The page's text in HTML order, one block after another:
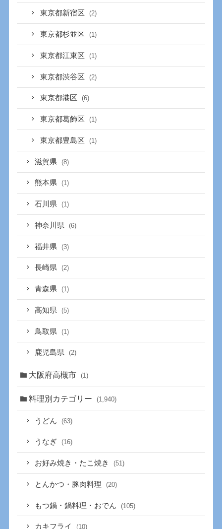
東京都新宿区 (2)
東京都杉並区 (1)
東京都江東区 (1)
東京都渋谷区 (2)
東京都港区 (6)
東京都葛飾区 (1)
東京都豊島区 (1)
滋賀県 (8)
熊本県 (1)
石川県 (1)
神奈川県 (6)
福井県 (3)
長崎県 (2)
青森県 (1)
高知県 (5)
鳥取県 (1)
鹿児島県 (2)
大阪府高槻市 (1)
料理別カテゴリー (1,940)
うどん (63)
うなぎ (16)
お好み焼き・たこ焼き (51)
とんかつ・豚肉料理 (20)
もつ鍋・鍋料理・おでん (105)
カキフライ (10)